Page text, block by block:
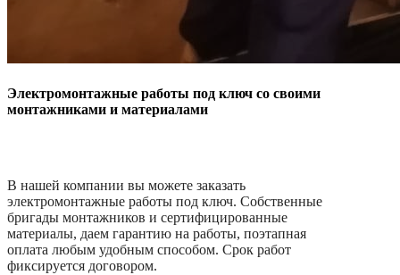
Электромонтажные работы под ключ со своими
монтажниками и материалами
В нашей компании вы можете заказать
электромонтажные работы под ключ. Собственные
бригады монтажников и сертифицированные
материалы, даем гарантию на работы, поэтапная
оплата любым удобным способом. Срок работ
фиксируется договором.